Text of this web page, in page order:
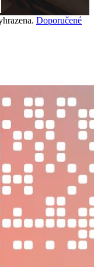
Doporučené